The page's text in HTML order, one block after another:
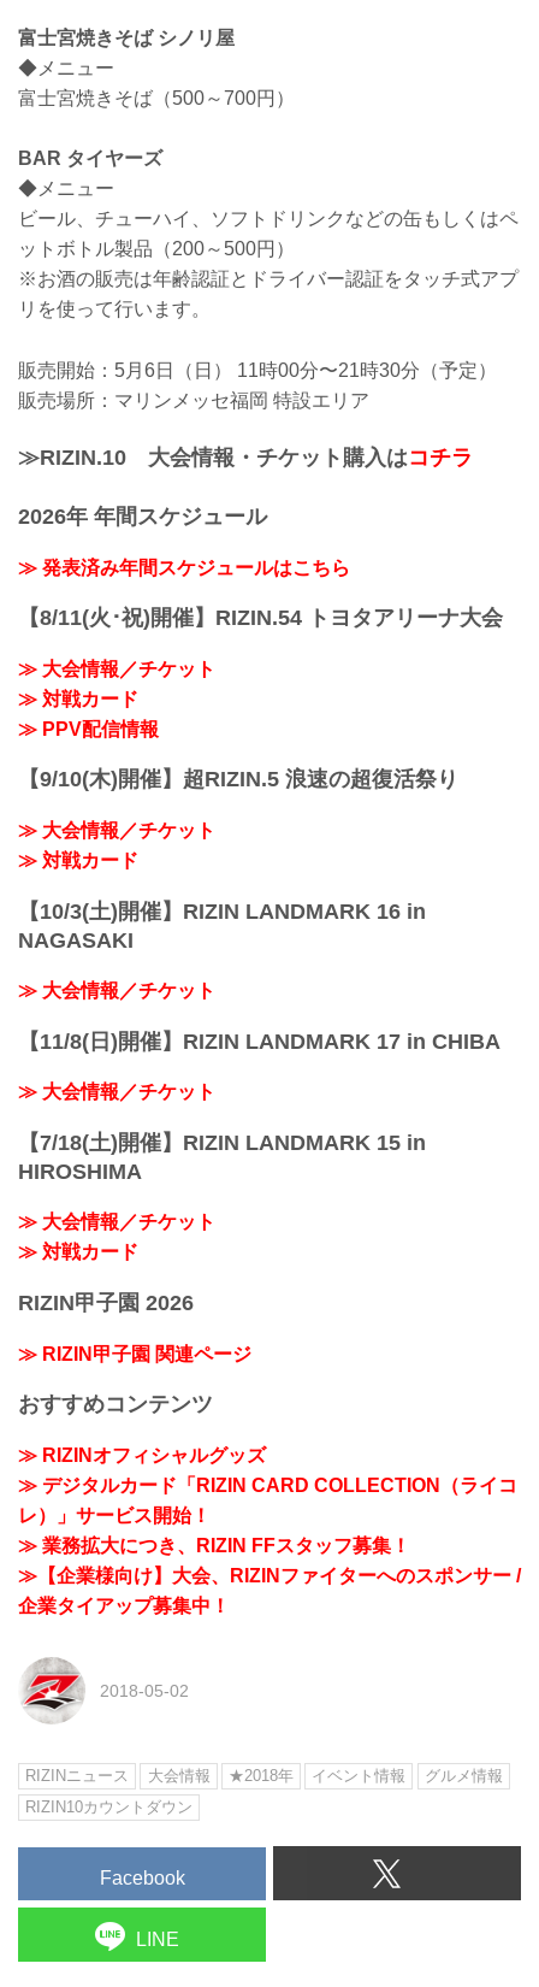
富士宮焼きそば シノリ屋
◆メニュー
富士宮焼きそば（500～700円）
BAR タイヤーズ
◆メニュー
ビール、チューハイ、ソフトドリンクなどの缶もしくはペ
ットボトル製品（200～500円）
※お酒の販売は年齢認証とドライバー認証をタッチ式アプ
リを使って行います。
販売開始：5月6日（日） 11時00分〜21時30分（予定）
販売場所：マリンメッセ福岡 特設エリア
≫RIZIN.10 大会情報・チケット購入はコチラ
2026年 年間スケジュール
≫ 発表済み年間スケジュールはこちら
【8/11(火･祝)開催】RIZIN.54 トヨタアリーナ大会
≫ 大会情報／チケット
≫ 対戦カード
≫ PPV配信情報
【9/10(木)開催】超RIZIN.5 浪速の超復活祭り
≫ 大会情報／チケット
≫ 対戦カード
【10/3(土)開催】RIZIN LANDMARK 16 in
NAGASAKI
≫ 大会情報／チケット
【11/8(日)開催】RIZIN LANDMARK 17 in CHIBA
≫ 大会情報／チケット
【7/18(土)開催】RIZIN LANDMARK 15 in
HIROSHIMA
≫ 大会情報／チケット
≫ 対戦カード
RIZIN甲子園 2026
≫ RIZIN甲子園 関連ページ
おすすめコンテンツ
≫ RIZINオフィシャルグッズ
≫ デジタルカード「RIZIN CARD COLLECTION（ライコ
レ）」サービス開始！
≫ 業務拡大につき、RIZIN FFスタッフ募集！
≫【企業様向け】大会、RIZINファイターへのスポンサー /
企業タイアップ募集中！
2018-05-02
RIZINニュース 大会情報 ★2018年 イベント情報
グルメ情報
RIZIN10カウントダウン
Facebook
LINE